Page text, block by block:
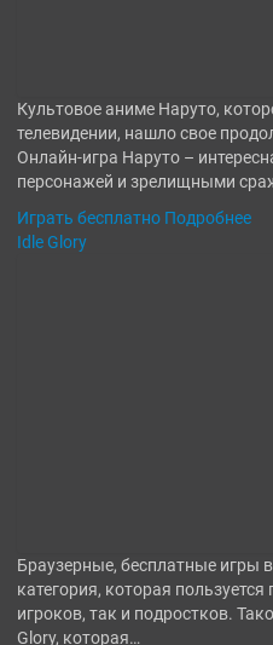
Культовое аниме Наруто,
телевидении, нашло свое
Онлайн-игра Наруто –
персонажей и зрелищными
Играть бесплатно Подробнее
Idle Glory
Браузерные, бесплатные игры
категория, которая
игроков, так и подростков.
Glory, которая…